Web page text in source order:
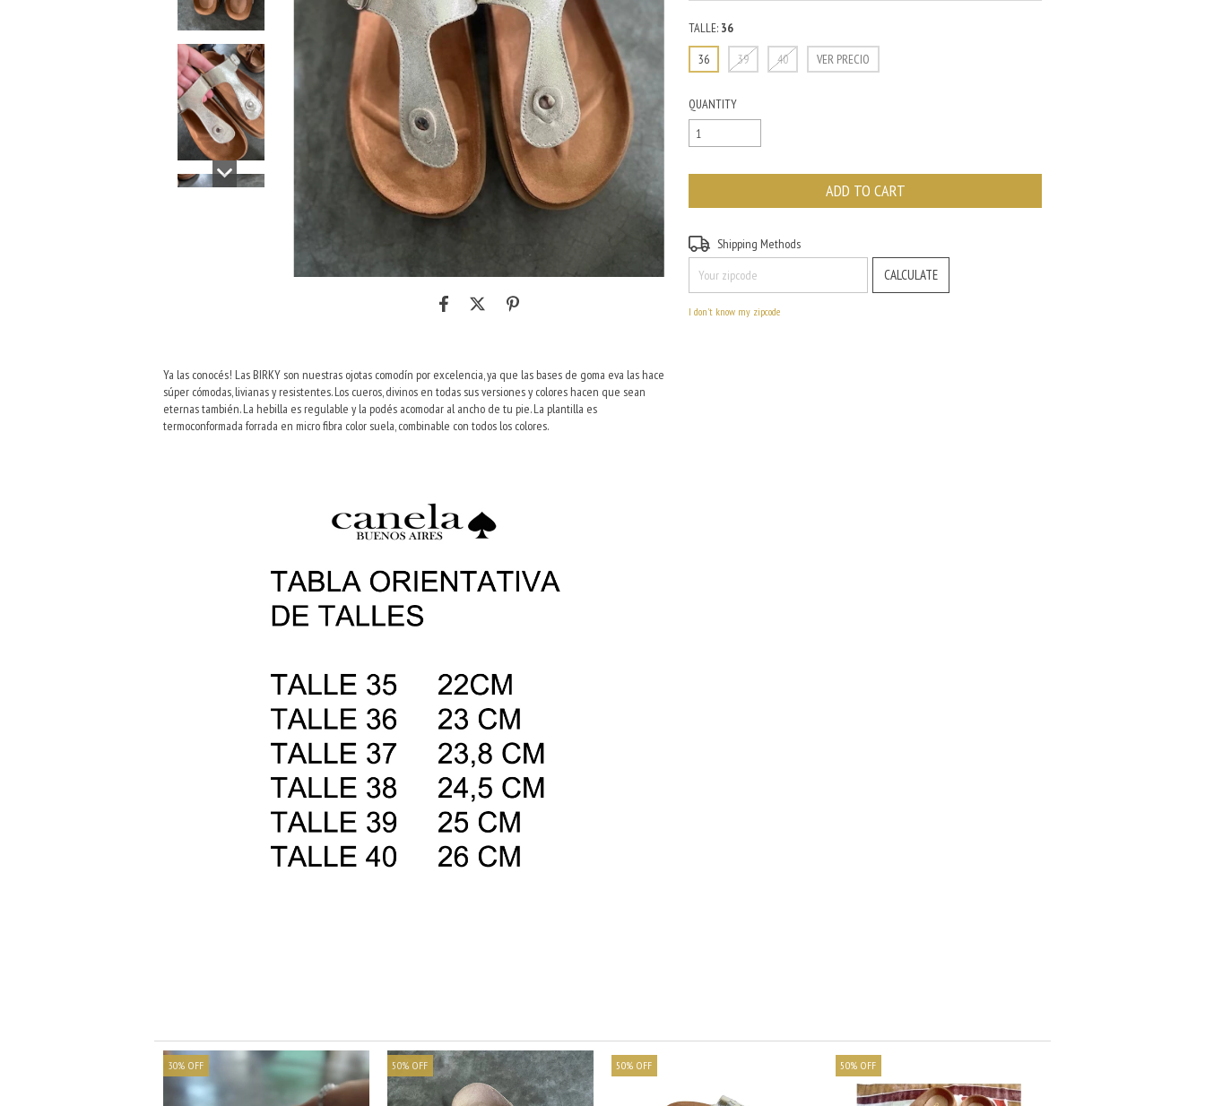
Ya las conocés! Las BIRKY son nuestras ojotas comodín por excelencia, ya que las bases de goma eva las hace
súper cómodas, livianas y resistentes. Los cueros, divinos en todas sus versiones y colores hacen que sean
eternas también. La hebilla es regulable y la podés acomodar al ancho de tu pie. La plantilla es
termoconformada forrada en micro fibra color suela, combinable con todos los colores.
TALLE: 36
36
39 40 VER PRECIO
QUANTITY
Shipping for zipcode:
Shipping Methods
CALCULATE
I don't know my zipcode
30% OFF 50% OFF 50% OFF 50% OFF